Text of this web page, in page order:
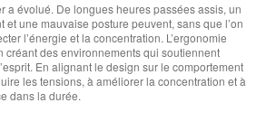
a évolué. De longues heures passées assis, un
et une mauvaise posture peuvent, sans que l’on
l’énergie et la concentration. L’ergonomie
créant des environnements qui soutiennent
En alignant le design sur le comportement
les tensions, à améliorer la concentration et à
dans la durée.